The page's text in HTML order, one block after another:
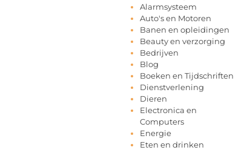
Alarmsysteem
Auto's en Motoren
Banen en opleidingen
Beauty en verzorging
Bedrijven
Blog
Boeken en Tijdschriften
Dienstverlening
Dieren
Electronica en
Computers
Energie
Eten en drinken